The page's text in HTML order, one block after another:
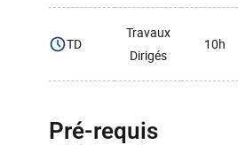
TD
Travaux
Dirigés
10h
Pré-requis